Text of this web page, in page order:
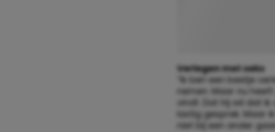
Verlegen met seks
“Ik ben een beetje
nemen. Maar nu
vindt. Dat hij wil dat
lastig gesprek. Maar
niet bij een ander